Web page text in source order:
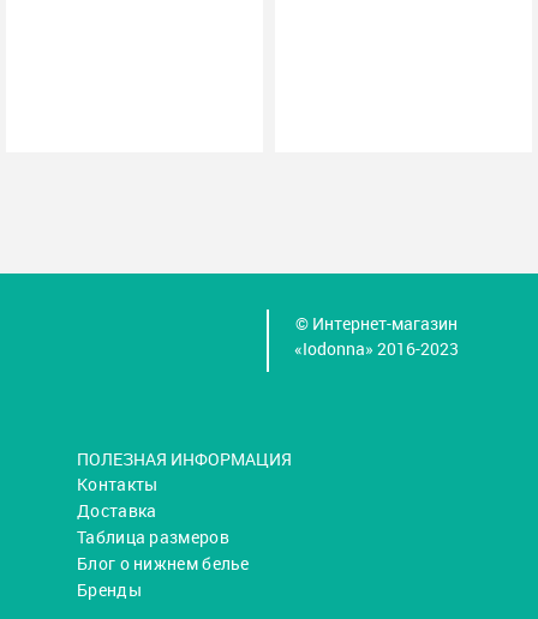
© Интернет-магазин
«Iodonna» 2016-2023
ПОЛЕЗНАЯ ИНФОРМАЦИЯ
Контакты
Доставка
Таблица размеров
Блог о нижнем белье
Бренды